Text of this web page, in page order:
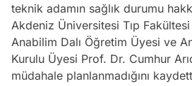
teknik adamın sağlık durumu
Akdeniz Üniversitesi Tıp
Anabilim Dalı Öğretim Üyesi ve
Kurulu Üyesi Prof. Dr. Cumhur
müdahale planlanmadığını